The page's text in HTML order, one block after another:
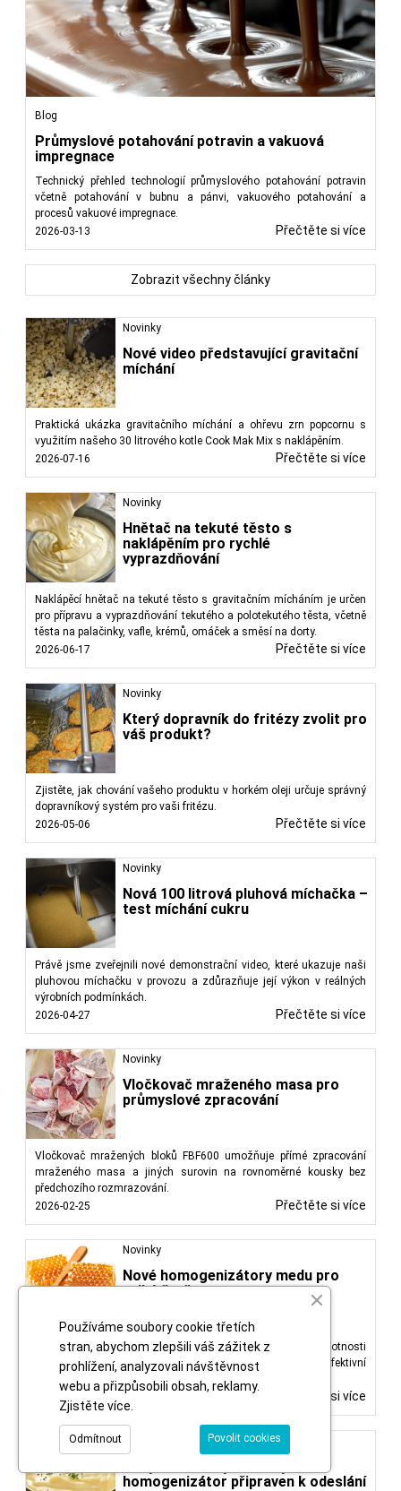
Novinky
Nové video představující gravitační
míchání
Praktická ukázka gravitačního míchání a ohřevu zrn popcornu s
využitím našeho 30 litrového kotle Cook Mak Mix s naklápěním.
2026-07-16
Přečtěte si více
Novinky
Hnětač na tekuté těsto s
naklápěním pro rychlé
vyprazdňování
Naklápěcí hnětač na tekuté těsto s gravitačním mícháním je určen
pro přípravu a vyprazdňování tekutého a polotekutého těsta, včetně
těsta na palačinky, vafle, krémů, omáček a směsí na dorty.
2026-06-17
Přečtěte si více
Novinky
Který dopravník do fritézy zvolit pro
váš produkt?
Zjistěte, jak chování vašeho produktu v horkém oleji určuje správný
dopravníkový systém pro vaši fritézu.
2026-05-06
Přečtěte si více
Novinky
Nová 100 litrová pluhová míchačka –
test míchání cukru
Právě jsme zveřejnili nové demonstrační video, které ukazuje naši
pluhovou míchačku v provozu a zdůrazňuje její výkon v reálných
výrobních podmínkách.
2026-04-27
Přečtěte si více
Novinky
Vločkovač mraženého masa pro
průmyslové zpracování
Vločkovač mražených bloků FBF600 umožňuje přímé zpracování
mraženého masa a jiných surovin na rovnoměrné kousky bez
předchozího rozmrazování.
2026-02-25
Přečtěte si více
Novinky
Nové homogenizátory medu pro
velké šarže
Nově vyvinuté modely homogenizátorů medu pro šarže o hmotnosti
500 kg a 1000 kg, navržené pro rovnoměrné míchání a efektivní
vyprazdňování produktu.
Přečtěte si více
homogenizátor připraven k odeslání
Blog
Průmyslové potahování potravin a vakuová
impregnace
Technický přehled technologií průmyslového potahování potravin
včetně potahování v bubnu a pánvi, vakuového potahování a
procesů vakuové impregnace.
2026-03-13
Přečtěte si více
Zobrazit všechny články
Používáme soubory cookie třetích
stran, abychom zlepšili váš zážitek z
prohlížení, analyzovali návštěvnost
webu a přizpůsobili obsah, reklamy.
Zjistěte více
Povolit cookies
Odmítnout